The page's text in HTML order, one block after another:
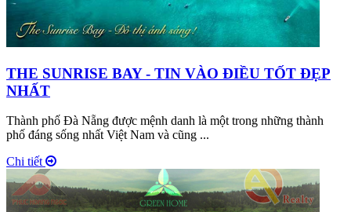
THE SUNRISE BAY - TIN VÀO ĐIỀU TỐT ĐẸP
NHẤT
Thành phố Đà Nẵng được mệnh danh là một trong những thành
phố đáng sống nhất Việt Nam và cũng ...
Chi tiết